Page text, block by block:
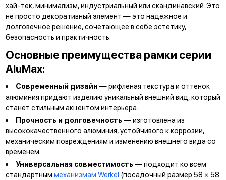
хай-тек, минимализм, индустриальный или скандинавский. Это
не просто декоративный элемент — это надежное и
долговечное решение, сочетающее в себе эстетику,
безопасность и практичность.
Основные преимущества рамки серии
AluMax:
Современный дизайн— рифленая текстура и оттенок
алюминия придают изделию уникальный внешний вид, который
станет стильным акцентом интерьера.
Прочность и долговечность— изготовлена из
высококачественного алюминия, устойчивого к коррозии,
механическим повреждениям и изменению внешнего вида со
временем.
Универсальная совместимость— подходит ко всем
стандартным механизмам Werkel (посадочный размер 58 × 58